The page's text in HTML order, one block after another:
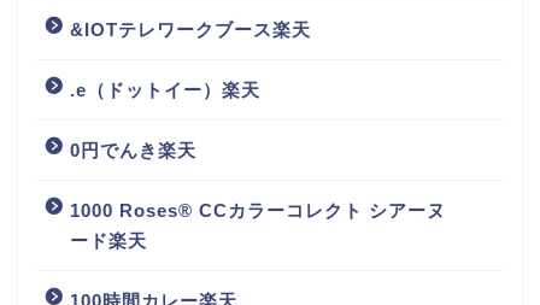
&IOTテレワークブース楽天
.e（ドットイー）楽天
0円でんき楽天
1000 Roses® CCカラーコレクト シアーヌ
ード楽天